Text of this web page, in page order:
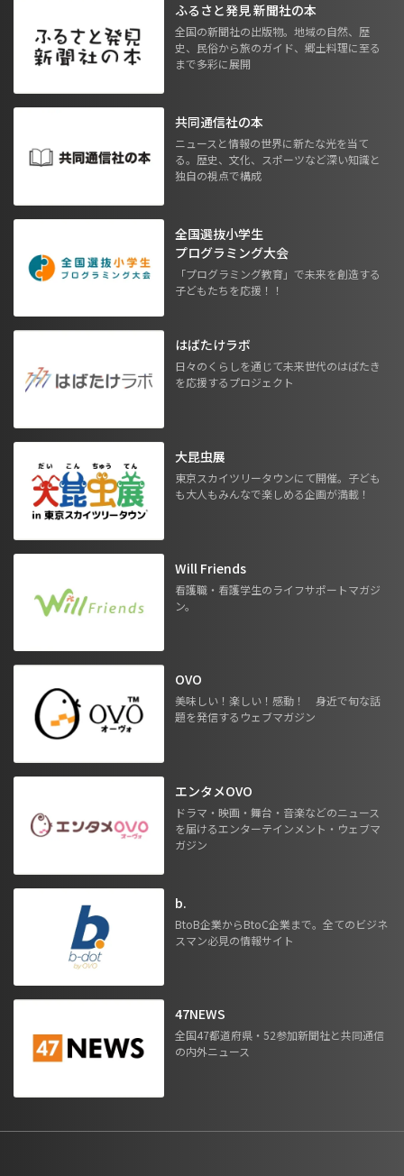
ふるさと発見 新聞社の本
全国の新聞社の出版物。地域の自然、歴
史、民俗から旅のガイド、郷土料理に至る
まで多彩に展開
共同通信社の本
ニュースと情報の世界に新たな光を当て
る。歴史、文化、スポーツなど深い知識と
独自の視点で構成
全国選抜小学生
プログラミング大会
「プログラミング教育」で未来を創造する
子どもたちを応援！！
はばたけラボ
日々のくらしを通じて未来世代のはばたき
を応援するプロジェクト
大昆虫展
東京スカイツリータウンにて開催。子ども
も大人もみんなで楽しめる企画が満載！
Will Friends
看護職・看護学生のライフサポートマガジ
ン。
OVO
美味しい！楽しい！感動！ 身近で旬な話
題を発信するウェブマガジン
エンタメOVO
ドラマ・映画・舞台・音楽などのニュース
を届けるエンターテインメント・ウェブマ
ガジン
b.
BtoB企業からBtoC企業まで。全てのビジネ
スマン必見の情報サイト
47NEWS
全国47都道府県・52参加新聞社と共同通信
の内外ニュース